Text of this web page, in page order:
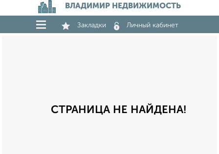
ВЛАДИМИР НЕДВИЖИМОСТЬ
Закладки Личный кабинет
СТРАНИЦА НЕ НАЙДЕНА!